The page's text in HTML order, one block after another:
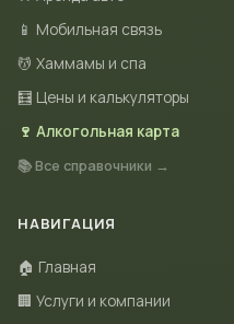
📱 Мобильная связь
💆 Хаммамы и спа
🧮 Цены и калькуляторы
🍷 Алкогольная карта
📚 Все справочники →
НАВИГАЦИЯ
🏠 Главная
🏢 Услуги и компании